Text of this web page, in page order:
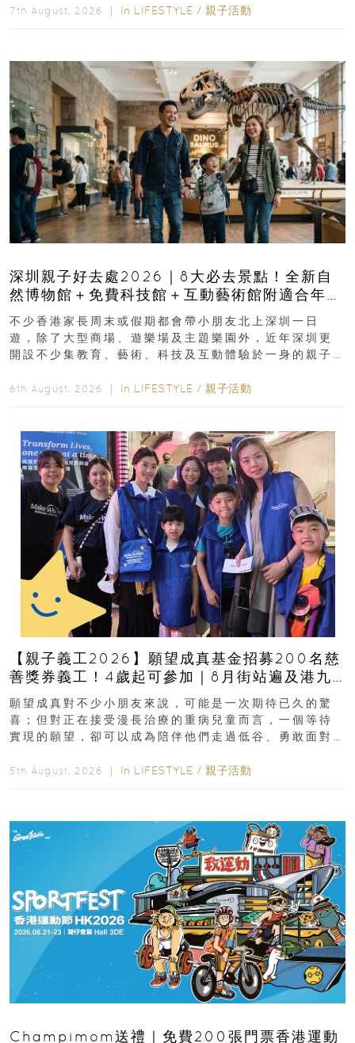
7th August, 2026 ｜ In LIFESTYLE / 親子活動
深圳親子好去處2026｜8大必去景點！全新自
然博物館＋免費科技館＋互動藝術館附適合年
齡、交通、門票、開放時間
不少香港家長周末或假期都會帶小朋友北上深圳一日
遊，除了大型商場、遊樂場及主題樂園外，近年深圳更
開設不少集教育、藝術、科技及互動體驗於一身的親子
6th August, 2026 ｜ In LIFESTYLE / 親子活動
【親子義工2026】願望成真基金招募200名慈
善獎券義工！4歲起可參加｜8月街站遍及港九
新界
願望成真對不少小朋友來說，可能是一次期待已久的驚
喜；但對正在接受漫長治療的重病兒童而言，一個等待
實現的願望，卻可以成為陪伴他們走過低谷、勇敢面對
5th August, 2026 ｜ In LIFESTYLE / 親子活動
Champimom送禮｜免費200張門票香港運動